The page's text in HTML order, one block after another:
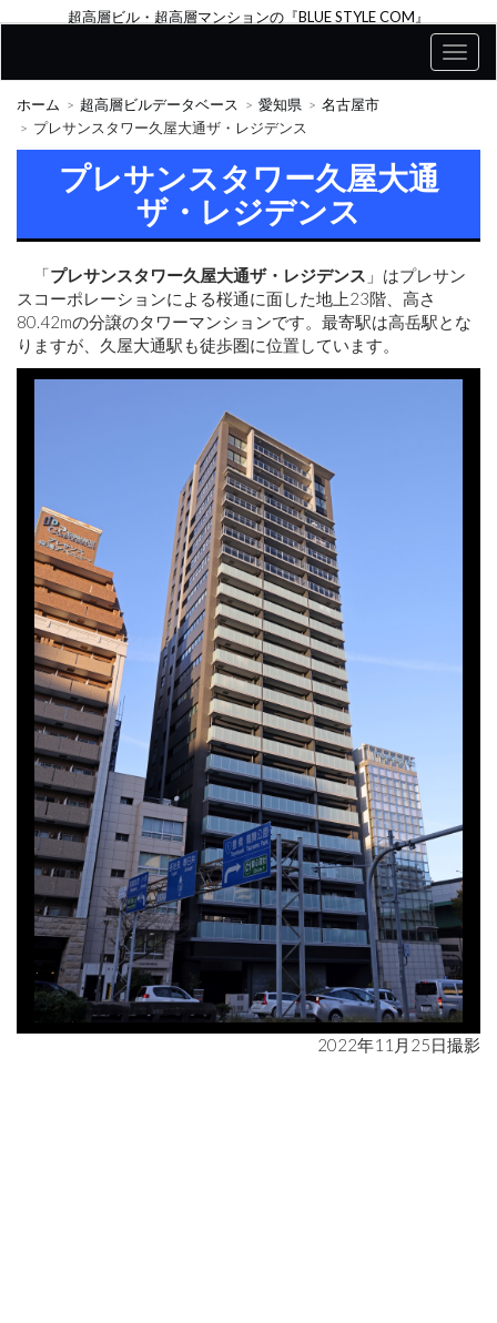
超高層ビル・超高層マンションの『BLUE STYLE COM』
ホーム 超高層ビルデータベース 愛知県
名古屋市
プレサンスタワー久屋大通ザ・レジデンス
プレサンスタワー久屋大通
ザ・レジデンス
「プレサンスタワー久屋大通ザ・レジデンス 」はプレサン
スコーポレーションによる桜通に面した地上23階、高さ
80.42mの分譲のタワーマンションです。最寄駅は高岳駅とな
りますが、久屋大通駅も徒歩圏に位置しています。
2022年11月25日撮影